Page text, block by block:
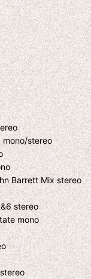
mono/stereo
Barrett Mix stereo
stereo
mono